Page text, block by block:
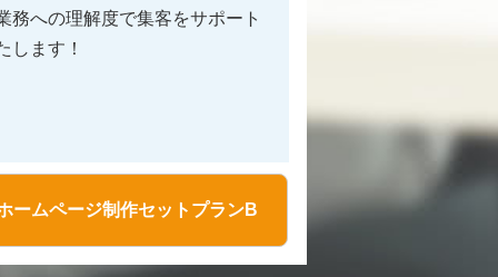
務への理解度で集客をサポート
します！
ームページ制作セットプランB